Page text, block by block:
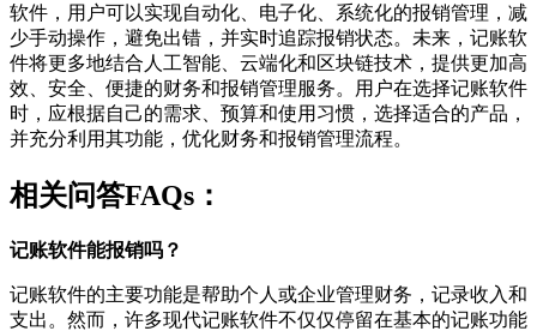
软件，用户可以实现自动化、电子化、系统化的报销管理，减
少手动操作，避免出错，并实时追踪报销状态。未来，记账软
件将更多地结合人工智能、云端化和区块链技术，提供更加高
效、安全、便捷的财务和报销管理服务。用户在选择记账软件
时，应根据自己的需求、预算和使用习惯，选择适合的产品，
并充分利用其功能，优化财务和报销管理流程。
相关问答FAQs：
记账软件能报销吗？
记账软件的主要功能是帮助个人或企业管理财务，记录收入和
支出。然而，许多现代记账软件不仅仅停留在基本的记账功能